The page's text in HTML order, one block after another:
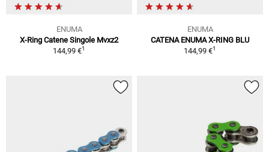
ENUMA
X-Ring Catene Singole Mvxz2
144,99 €1
ENUMA
CATENA ENUMA X-RING BLU
144,99 €1